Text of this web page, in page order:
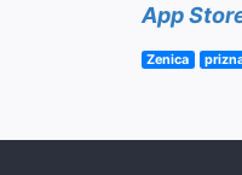
App
Zenica